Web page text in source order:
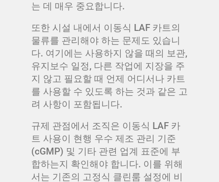
는 데 매우 중요합니다.
또한 시설 내에서 이동식 LAF 카트의
물류를 관리해야 하는 문제도 있습니
다. 여기에는 사용하지 않을 때의 보관,
유지보수 일정, 다른 작업에 지장을 주
지 않고 필요할 때 언제 어디서나 카트
를 사용할 수 있도록 하는 것과 같은 고
려 사항이 포함됩니다.
규제 관점에서 조직은 이동식 LAF 카
트 사용이 현행 우수 제조 관리 기준
(cGMP) 및 기타 관련 업계 표준에 부
합하는지 확인해야 합니다. 이를 위해
서는 기존의 고정식 클린룸 설정에 비